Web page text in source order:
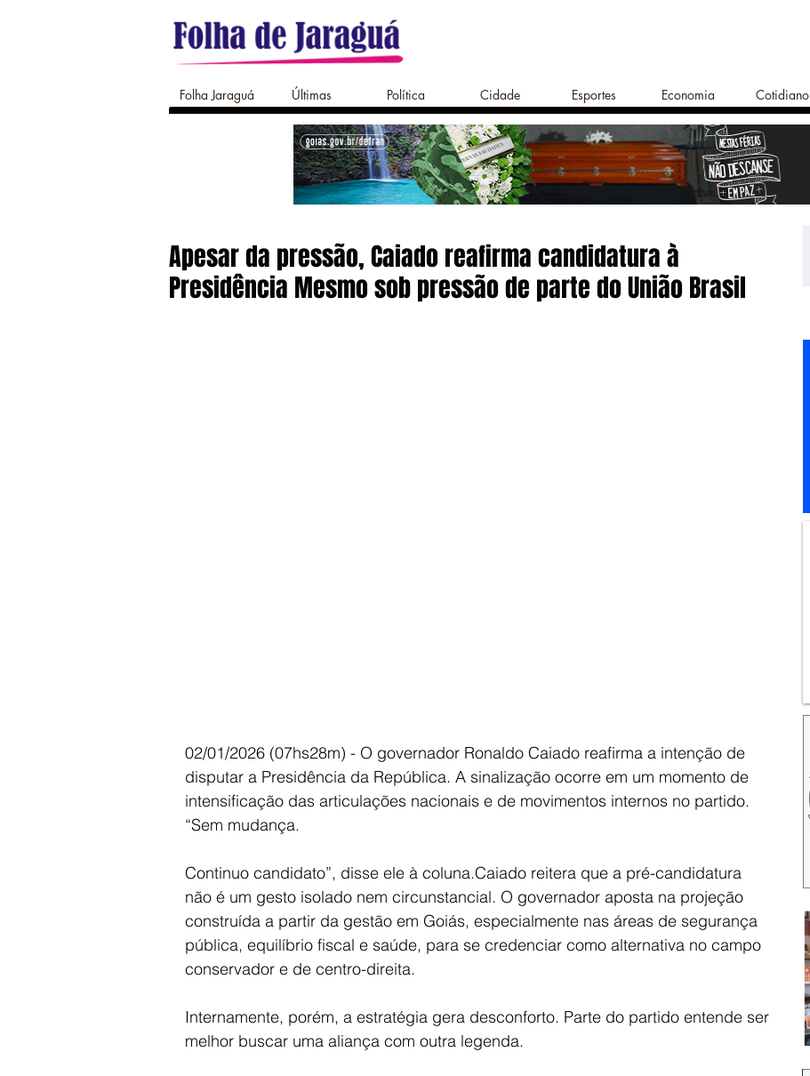
Folha Jaraguá Últimas Política Cidade Esportes Economia Cotidiano
Apesar da pressão, Caiado reafirma candidatura à
Presidência Mesmo sob pressão de parte do União Brasil
02/01/2026 (07hs28m) - O governador Ronaldo Caiado reafirma a intenção de
disputar a Presidência da República. A sinalização ocorre em um momento de
intensificação das articulações nacionais e de movimentos internos no partido.
“Sem mudança.
Continuo candidato”, disse ele à coluna.Caiado reitera que a pré-candidatura
não é um gesto isolado nem circunstancial. O governador aposta na projeção
construída a partir da gestão em Goiás, especialmente nas áreas de segurança
pública, equilíbrio fiscal e saúde, para se credenciar como alternativa no campo
conservador e de centro-direita.
Internamente, porém, a estratégia gera desconforto. Parte do partido entende ser
melhor buscar uma aliança com outra legenda.